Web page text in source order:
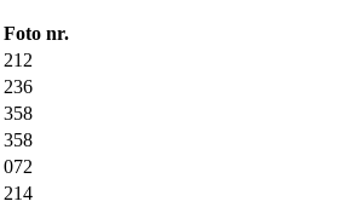
Foto nr.
212
236
358
358
072
214